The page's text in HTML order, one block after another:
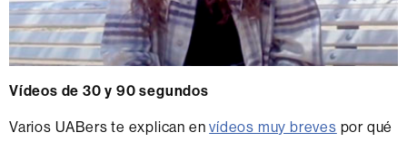
Vídeos de 30 y 90 segundos
Varios UABers te explican envídeos muy breves por qué